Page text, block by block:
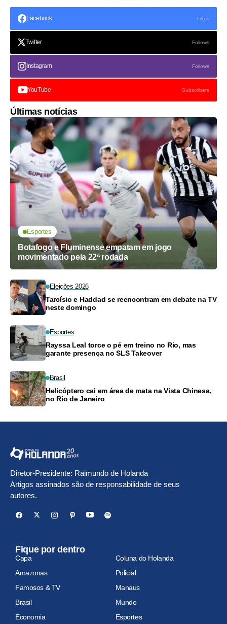
Facebook Likes
Twitter Follows
Instagram Follows
YouTube Subscribers
Últimas notícias
Esportes
Botafogo e Fluminense empatam em jogo
movimentado pela 22ª rodada
Eleições 2026
Tarcísio e Haddad se reencontram em debate na TV
neste domingo
Esportes
Rayssa Leal torce o pé em treino no Rio, mas
garante presença no SLS Takeover
Brasil
Helicóptero cai em área de mata na Vista Chinesa,
no Rio de Janeiro
Diretor-Presidente: Raimundo de Holanda
Artigos assinados são de responsabilidade de seus
autores.
Fique por dentro
Capa
Coluna do Holanda
Amazonas
Policial
Famosos & TV
Manaus
Brasil
Mundo
Economia
Esportes